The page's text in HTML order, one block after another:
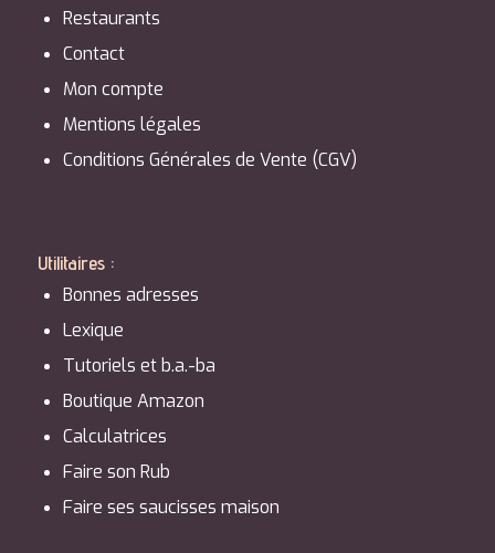
Restaurants
Contact
Mon compte
Mentions légales
Conditions Générales de Vente (CGV)
Utilitaires :
Bonnes adresses
Lexique
Tutoriels et b.a.-ba
Boutique Amazon
Calculatrices
Faire son Rub
Faire ses saucisses maison